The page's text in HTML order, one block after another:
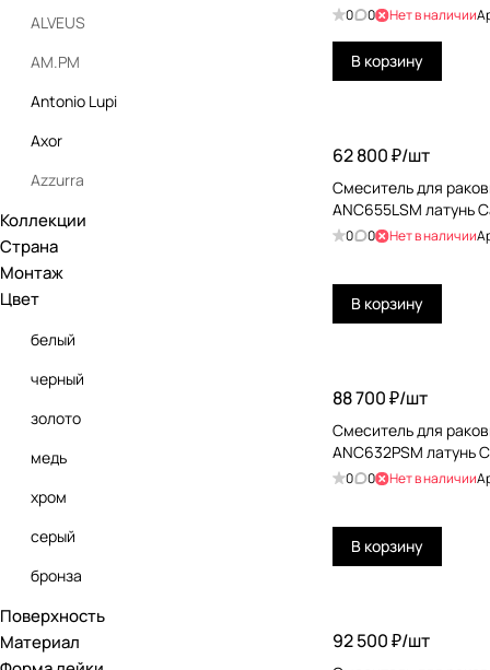
0 0 Нет в наличии
В корзину
62 800 ₽/шт
Смеситель для
ANC655LSM латунь
0 0 Нет в наличии
В корзину
88 700 ₽/шт
Смеситель для
ANC632PSM латунь
0 0 Нет в наличии
В корзину
92 500 ₽/шт
ALVEUS
AM.PM
Antonio Lupi
Axor
Azzurra
Benesque
Bossini
Burlington
Carimali
CEA Design
Cisal
Cristina
Daniel
Devon&Devon
Dornbracht
Duravit
Fantini
Коллекции
Страна
Монтаж
Цвет
белый
черный
золото
медь
хром
серый
бронза
коричневый
бежевый
Поверхность
Материал